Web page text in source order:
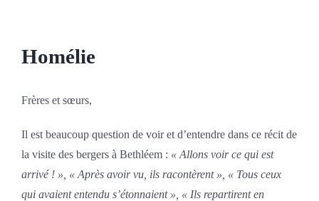
Homélie
Frères et sœurs,
Il est beaucoup question de voir et d’entendre dans ce récit de
la visite des bergers à Bethléem : « Allons voir ce qui est
arrivé ! », « Après avoir vu, ils racontèrent », « Tous ceux
qui avaient entendu s’étonnaient », « Ils repartirent en